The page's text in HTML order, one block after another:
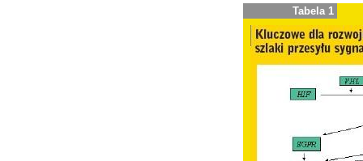
Tabela 1